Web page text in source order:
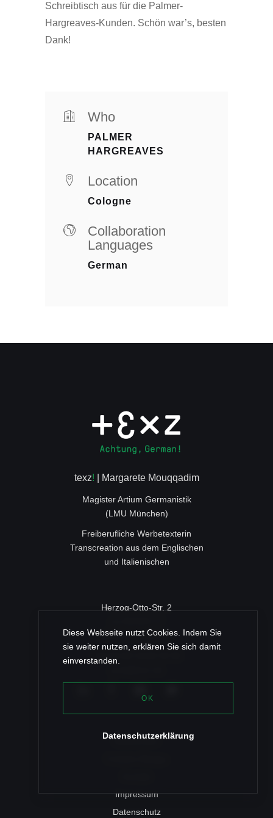
Schreibtisch aus für die Palmer-
Hargreaves-Kunden. Schön war’s, besten
Dank!
Who
PALMER
HARGREAVES
Location
Cologne
Collaboration
Languages
German
texz! | Margarete Mouqqadim
Magister Artium Germanistik
(LMU München)
Freiberufliche Werbetexterin
Transcreation aus dem Englischen
und Italienischen
Herzog-Otto-Str. 2
83022 Rosenheim
+49 (0) 80 31/46 35 96
Referenzen
Impressum
Datenschutz
Diese Webseite nutzt Cookies. Indem Sie
sie weiter nutzen, erklären Sie sich damit
einverstanden.
OK
Datenschutzerklärung